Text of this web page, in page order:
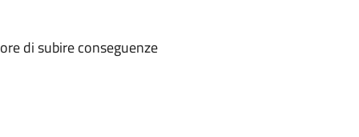
di subire conseguenze